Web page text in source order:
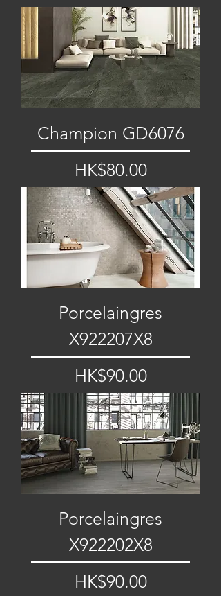
Champion GD6076
價格
HK$80.00
Porcelaingres
X922207X8
價格
HK$90.00
Porcelaingres
X922202X8
價格
HK$90.00